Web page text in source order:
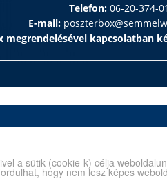
a sütik (cookie-k) célja
hogy nem lesz képes
Telefon:06-20-374-
E-mail:
megrendelésével kapcsolatban
Pf. 370
1089
Telefon:
E-mail: